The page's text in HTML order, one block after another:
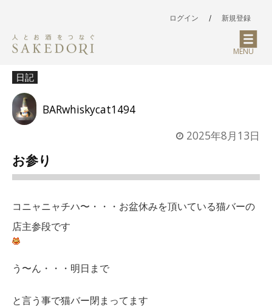
ログイン / 新規登録
MENU
日記
BARwhiskycat1494
2025年8月13日
お参り
コニャニャチハ〜・・・お盆休みを頂いている猫バーの
店主参段です
う〜ん・・・明日まで
と言う事で猫バー閉まってます